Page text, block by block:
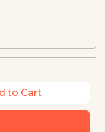
to Cart